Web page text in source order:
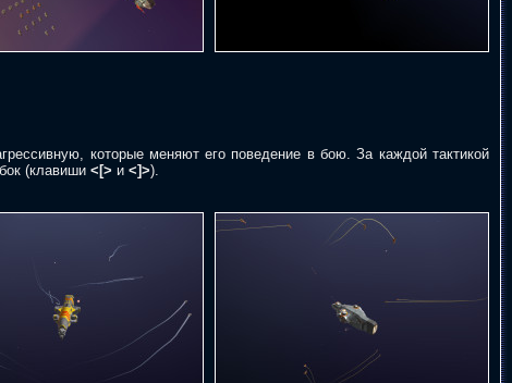
которые меняют его поведение в бою. За каждой тактикой
(клавиши <[> и <]>).